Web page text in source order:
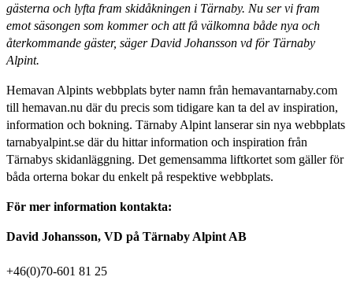
gästerna och lyfta fram skidåkningen i Tärnaby. Nu ser vi fram
emot säsongen som kommer och att få välkomna både nya och
återkommande gäster, säger David Johansson vd för Tärnaby
Alpint.
Hemavan Alpints webbplats byter namn från hemavantarnaby.com
till hemavan.nu där du precis som tidigare kan ta del av inspiration,
information och bokning. Tärnaby Alpint lanserar sin nya webbplats
tarnabyalpint.se där du hittar information och inspiration från
Tärnabys skidanläggning. Det gemensamma liftkortet som gäller för
båda orterna bokar du enkelt på respektive webbplats.
För mer information kontakta:
David Johansson, VD på Tärnaby Alpint AB
+46(0)70-601 81 25